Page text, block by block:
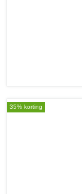
35% korting